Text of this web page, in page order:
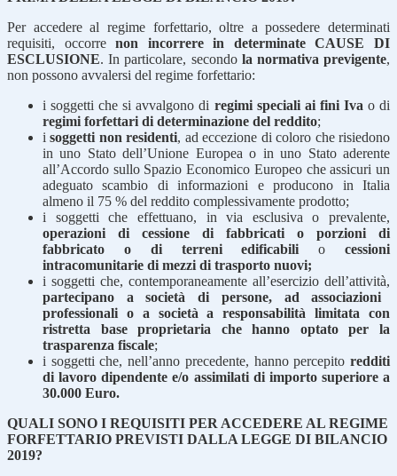
Per accedere al regime forfettario, oltre a possedere determinati
requisiti, occorrenon incorrere in determinate CAUSE DI
ESCLUSIONE. In particolare, secondo la normativa previgente,
non possono avvalersi del regime forfettario:
i soggetti che si avvalgono di regimi speciali ai fini Iva o di
regimi forfettari di determinazione del reddito;
isoggetti non residenti, ad eccezione di coloro che risiedono
in uno Stato dell’Unione Europea o in uno Stato aderente
all’Accordo sullo Spazio Economico Europeo che assicuri un
adeguato scambio di informazioni e producono in Italia
almeno il 75 % del reddito complessivamente prodotto;
i soggetti che effettuano, in via esclusiva o prevalente,
operazioni di cessione di fabbricati o porzioni di
fabbricato o di terreni edificabili o cessioni
intracomunitarie di mezzi di trasporto nuovi;
i soggetti che, contemporaneamente all’esercizio dell’attività,
partecipano a società di persone, ad associazioni
professionali o a società a responsabilità limitata con
ristretta base proprietaria che hanno optato per la
trasparenza fiscale;
i soggetti che, nell’anno precedente, hanno percepito redditi
di lavoro dipendente e/o assimilati di importo superiore a
30.000 Euro.
QUALI SONO I REQUISITI PER ACCEDERE AL REGIME
FORFETTARIO PREVISTI DALLA LEGGE DI BILANCIO
2019?